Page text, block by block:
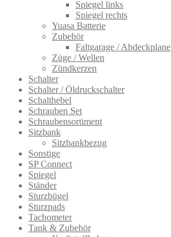
Spiegel links
Spiegel rechts
Yuasa Batterie
Zubehör
Faltgarage / Abdeckplane
Züge / Wellen
Zündkerzen
Schalter
Schalter / Öldruckschalter
Schalthebel
Schrauben Set
Schraubensortiment
Sitzbank
Sitzbankbezug
Sonstige
SP Connect
Spiegel
Ständer
Sturzbügel
Sturzpads
Tachometer
Tank & Zubehör